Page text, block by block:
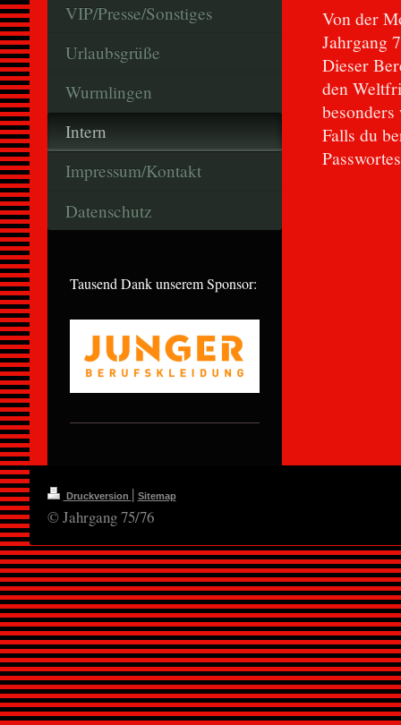
Von der
Jahrgang
Dieser
den
Falls du
VIP/Presse/Sonstiges
Urlaubsgrüße
Wurmlingen
Intern
Impressum/Kontakt
Datenschutz
Tausend Dank unserem Sponsor:
Druckversion | Sitemap
© Jahrgang 75/76